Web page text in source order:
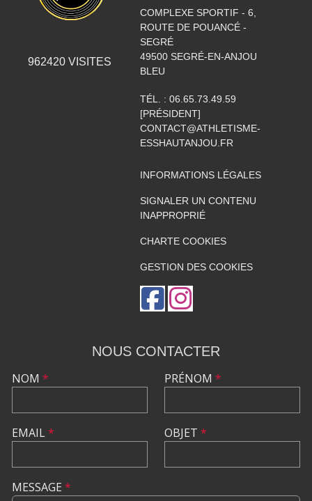
962420 VISITES
COMPLEXE SPORTIF - 6,
ROUTE DE POUANCÉ -
SEGRÉ
49500 SEGRÉ-EN-ANJOU
BLEU
TÉL. : 06.65.73.49.59
[PRÉSIDENT]
CONTACT@ATHLETISME-
ESSHAUTANJOU.FR
INFORMATIONS LÉGALES
SIGNALER UN CONTENU
INAPPROPRIÉ
CHARTE COOKIES
GESTION DES COOKIES
NOUS CONTACTER
NOM *
EMAIL*
PRÉNOM *
OBJET *
MESSAGE *